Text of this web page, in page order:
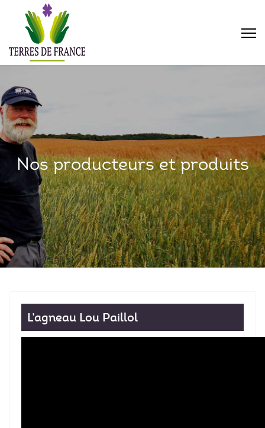
Nos producteurs et produits
L’agneau Lou Paillol